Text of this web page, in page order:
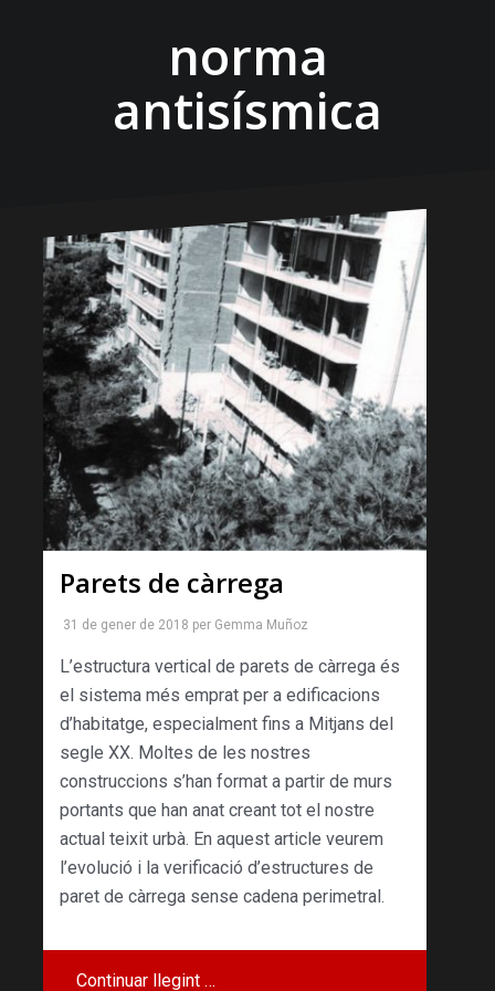
norma
antisísmica
Parets de càrrega
31 de gener de 2018 per Gemma Muñoz
L’estructura vertical de parets de càrrega és
el sistema més emprat per a edificacions
d’habitatge, especialment fins a Mitjans del
segle XX. Moltes de les nostres
construccions s’han format a partir de murs
portants que han anat creant tot el nostre
actual teixit urbà. En aquest article veurem
l’evolució i la verificació d’estructures de
paret de càrrega sense cadena perimetral.
Continuar llegint …